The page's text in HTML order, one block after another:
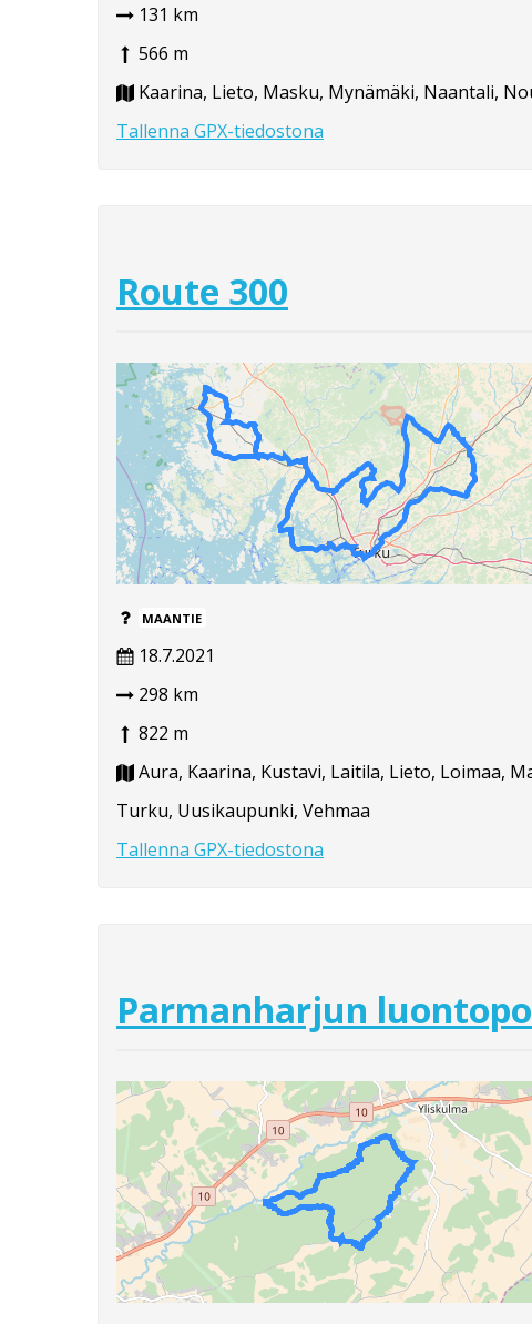
131 km
566 m
Kaarina, Lieto, Masku, Mynämäki, Naantali,
Tallenna GPX-tiedostona
Route 300
MAANTIE
18.7.2021
298 km
822 m
Aura, Kaarina, Kustavi, Laitila, Lieto, Loimaa,
Turku, Uusikaupunki, Vehmaa
Tallenna GPX-tiedostona
Parmanharjun